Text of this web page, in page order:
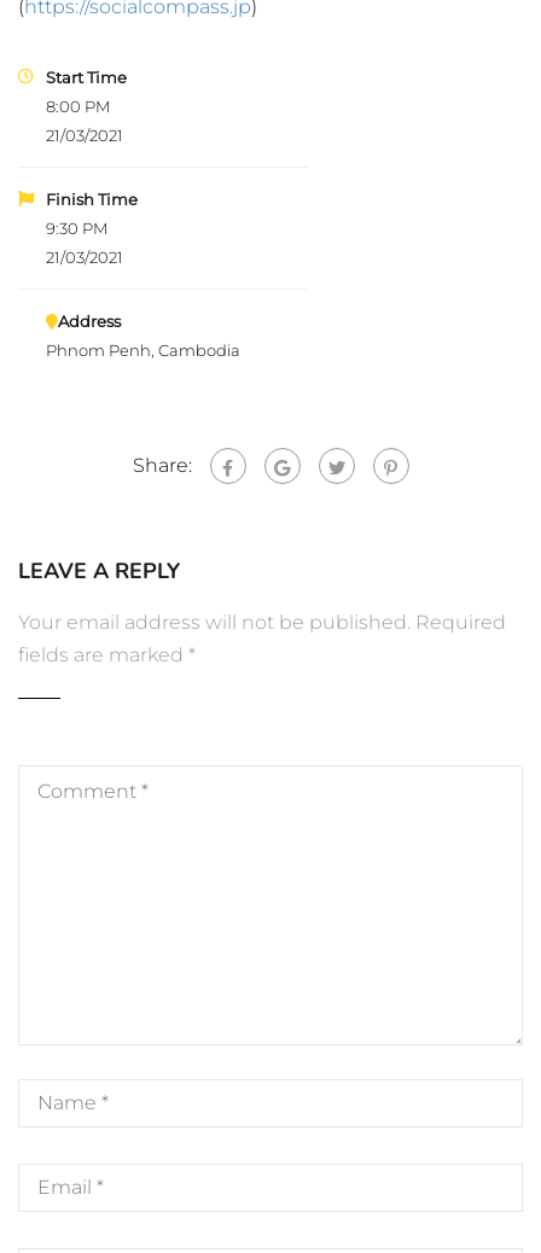
(https://socialcompass.jp)
Start Time
8:00 PM
21/03/2021
Finish Time
9:30 PM
21/03/2021
Address
Phnom Penh, Cambodia
Share:
LEAVE A REPLY
Your email address will not be published. Required
fields are marked *